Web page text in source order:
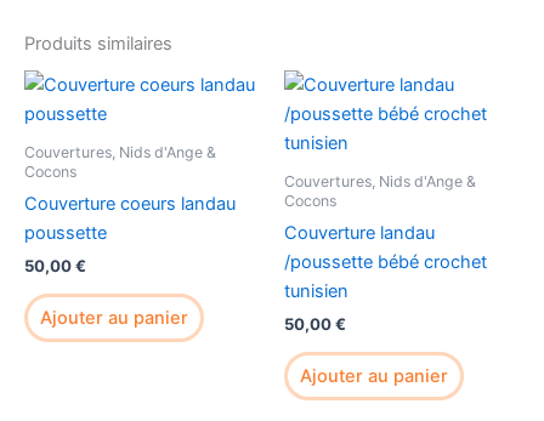
Produits similaires
Couvertures, Nids d'Ange &
Cocons
Couverture coeurs landau
poussette
50,00€
Ajouter au panier
Couvertures, Nids d'Ange &
Cocons
Couverture landau
/poussette bébé crochet
tunisien
50,00€
Ajouter au panier